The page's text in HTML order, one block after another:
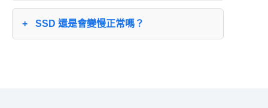
SSD 還是會變慢正常嗎？